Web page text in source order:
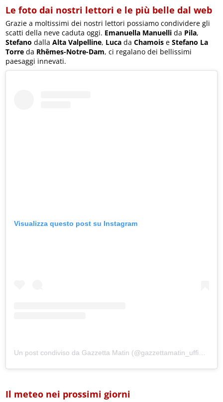
Le foto dai nostri lettori e le più belle dal web
Grazie a moltissimi dei nostri lettori possiamo condividere gli
scatti della neve caduta oggi. Emanuella Manuelli da Pila,
Stefano dallaAlta Valpelline, Luca daChamois eStefano La
Torre da Rhêmes-Notre-Dam, ci regalano dei bellissimi
paesaggi innevati.
Visualizza questo post su Instagram
Il meteo nei prossimi giorni